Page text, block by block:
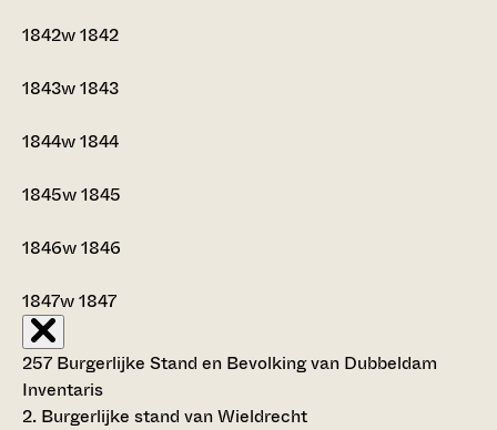
1842w1842
1843w1843
1844w1844
1845w1845
1846w1846
1847w1847
257 Burgerlijke Stand en Bevolking van Dubbeldam
Inventaris
2. Burgerlijke stand van Wieldrecht